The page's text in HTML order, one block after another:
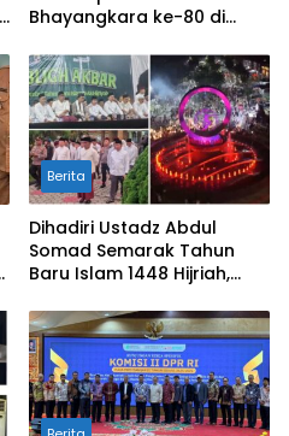
Bhayangkara ke-80 di
Berita
Dihadiri Ustadz Abdul
Somad Semarak Tahun
Baru Islam 1448 Hijriah,
Masyarakat